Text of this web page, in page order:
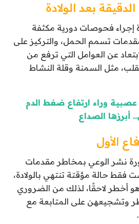
بعد الولادة
إجراء فحوصات دورية مكثفة
تسمم الحمل، والتركيز على
عن العوامل التي ترفع من
مثل السمنة وقلة النشاط
عصبية وراء ارتفاع ضغط الدم
الصداع
الأول
نشر الوعي بمخاطر مقدمات
فقط حالة مؤقتة تنتهي بالولادة،
أخطر لاحقًا، لذلك من الضروري
وتشجيعهن على المتابعة مع